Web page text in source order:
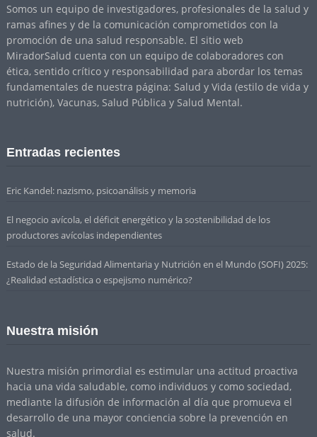
Somos un equipo de investigadores, profesionales de la salud y
ramas afines y de la comunicación comprometidos con la
promoción de una salud responsable. El sitio web
MiradorSalud cuenta con un equipo de colaboradores con
ética, sentido crítico y responsabilidad para abordar los temas
fundamentales de nuestra página: Salud y Vida (estilo de vida y
nutrición), Vacunas, Salud Pública y Salud Mental.
Entradas recientes
Eric Kandel: nazismo, psicoanálisis y memoria
El negocio avícola, el déficit energético y la sostenibilidad de los
productores avícolas independientes
Estado de la Seguridad Alimentaria y Nutrición en el Mundo (SOFI) 2025:
¿Realidad estadística o espejismo numérico?
Nuestra misión
Nuestra misión primordial es estimular una actitud proactiva
hacia una vida saludable, como individuos y como sociedad,
mediante la difusión de información al día que promueva el
desarrollo de una mayor conciencia sobre la prevención en
salud.